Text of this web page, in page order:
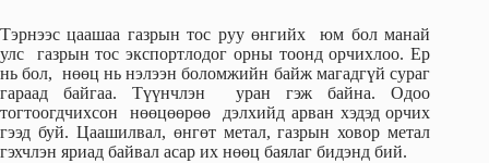
Тэрнээс цаашаа газрын тос руу өнгийх юм бол манай
улс газрын тос экспортлодог орны тоонд орчихлоо. Ер
нь бол, нөөц нь нэлээн боломжийн байж магадгүй сураг
гараад байгаа. Түүнчлэн уран гэж байна. Одоо
тогтоогдчихсон нөөцөөрөө дэлхийд арван хэдэд орчих
гээд буй. Цаашилвал, өнгөт метал, газрын ховор метал
гэхчлэн яриад байвал асар их нөөц баялаг бидэнд бий.